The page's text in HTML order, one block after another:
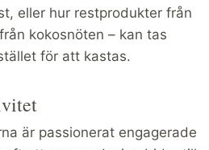
eller hur restprodukter från
kokosnöten – kan tas
för att kastas.
är passionerat engagerade